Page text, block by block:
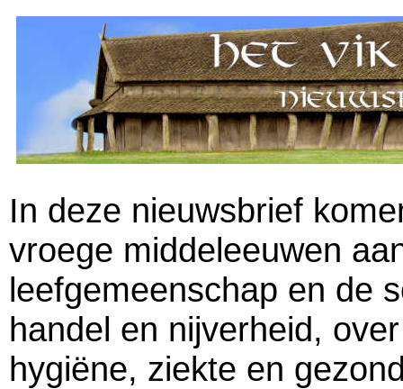
In deze nieuwsbrief
vroege middeleeuwen
leefgemeenschap en de
handel en nijverheid,
hygiëne, ziekte en